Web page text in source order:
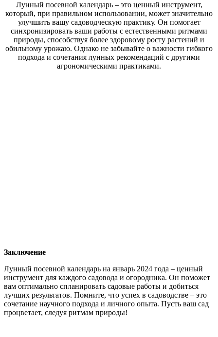
Лунный посевной календарь – это ценный инструмент,
который, при правильном использовании, может значительно
улучшить вашу садоводческую практику. Он помогает
синхронизировать ваши работы с естественными ритмами
природы, способствуя более здоровому росту растений и
обильному урожаю. Однако не забывайте о важности гибкого
подхода и сочетания лунных рекомендаций с другими
агрономическими практиками.
Заключение
Лунный посевной календарь на январь 2024 года – ценный
инструмент для каждого садовода и огородника. Он поможет
вам оптимально спланировать садовые работы и добиться
лучших результатов. Помните, что успех в садоводстве – это
сочетание научного подхода и личного опыта. Пусть ваш сад
процветает, следуя ритмам природы!